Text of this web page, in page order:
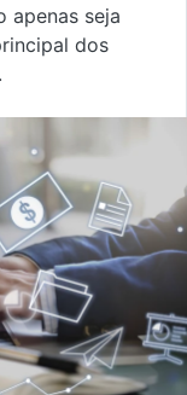
apenas seja
dos